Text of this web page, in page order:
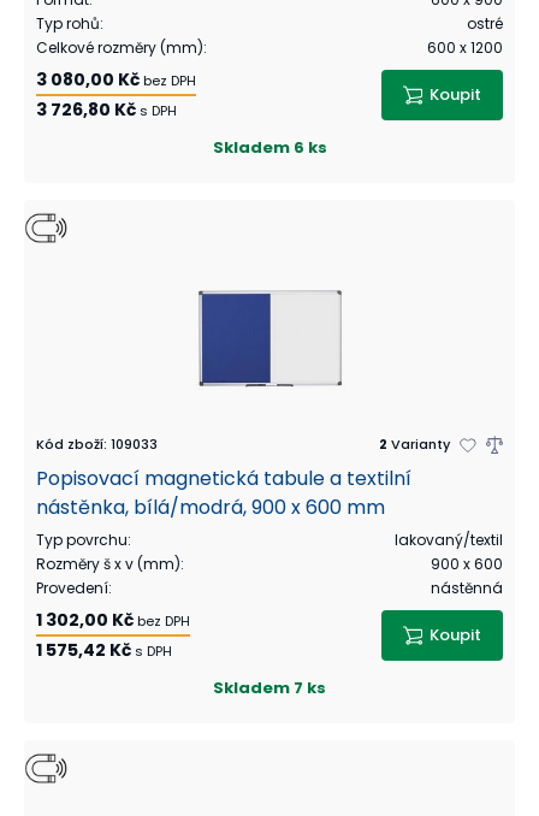
Typ rohů:
ostré
Celkové rozměry (mm): 600 x 1200
3 080,00 Kčbez DPH
3 726,80 Kč s DPH
Koupit
Skladem 6 ks
Kód zboží: 109033 2 Varianty
Popisovací magnetická tabule a textilní
nástěnka, bílá/modrá, 900 x 600 mm
Typ povrchu:
lakovaný/textil
Rozměry š x v (mm):
900 x 600
Provedení: nástěnná
1 302,00 Kčbez DPH
1 575,42 Kč s DPH
Koupit
Skladem 7 ks